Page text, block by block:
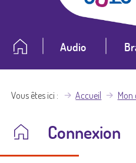
Audio
Vous êtes ici Accueil
Connexion